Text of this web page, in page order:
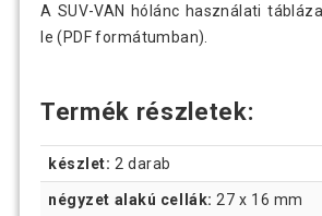
A SUV-VAN hólánc használati
le (PDF formátumban).
Termék részletek:
készlet: 2 darab
négyzet alakú cellák: 27 x 16 mm